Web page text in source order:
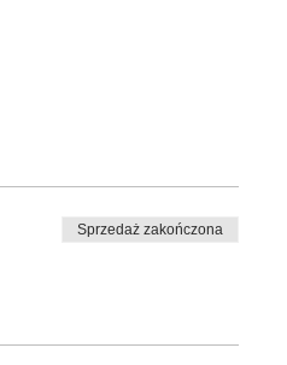
Sprzedaż zakończona